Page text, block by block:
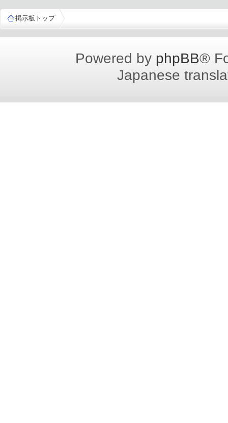
掲示板トップ
Powered by phpBB®
Japanese